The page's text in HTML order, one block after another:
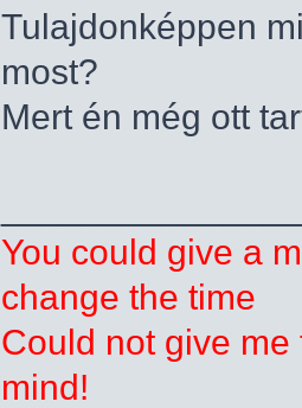
Tulajdonképpen
most?
Mert én még ott
You could give a
change the time
Could not give
mind!